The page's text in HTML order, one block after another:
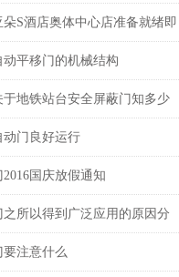
S酒店奥体中心店准备就绪即
动平移门的机械结构
于地铁站台安全屏蔽门知多少
动门良好运行
国庆放假通知
之所以得到广泛应用的原因分
注意什么